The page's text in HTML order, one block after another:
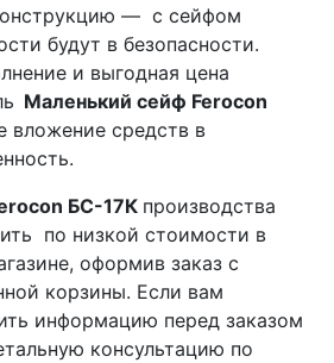
— с сейфом
будут в безопасности.
и выгодная цена
Маленький сейф Ferocon
вложение средств в
БС-17К производства
по низкой стоимости в
оформив заказ с
корзины. Если вам
информацию перед заказом
консультацию по